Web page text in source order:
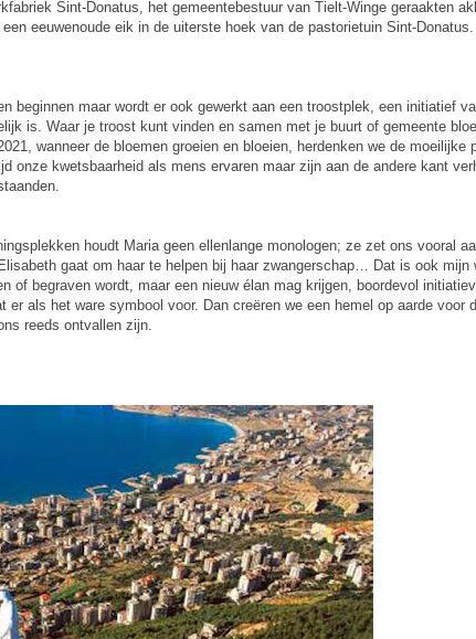
Sint-Donatus, het gemeentebestuur van Tielt-Winge geraakten
eeuwenoude eik in de uiterste hoek van de pastorietuin Sint-Donatus.
beginnen maar wordt er ook gewerkt aan een troostplek, een initiatief
is. Waar je troost kunt vinden en samen met je buurt of gemeente
wanneer de bloemen groeien en bloeien, herdenken we de moeilijke
onze kwetsbaarheid als mens ervaren maar zijn aan de andere kant
houdt Maria geen ellenlange monologen; ze zet ons vooral
gaat om haar te helpen bij haar zwangerschap… Dat is ook mijn
of begraven wordt, maar een nieuw élan mag krijgen, boordevol
als het ware symbool voor. Dan creëren we een hemel op aarde voor
reeds ontvallen zijn.